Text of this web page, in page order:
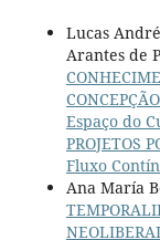
Lucas
Arantes de
Espaço do
PROJETOS
Fluxo
Ana María